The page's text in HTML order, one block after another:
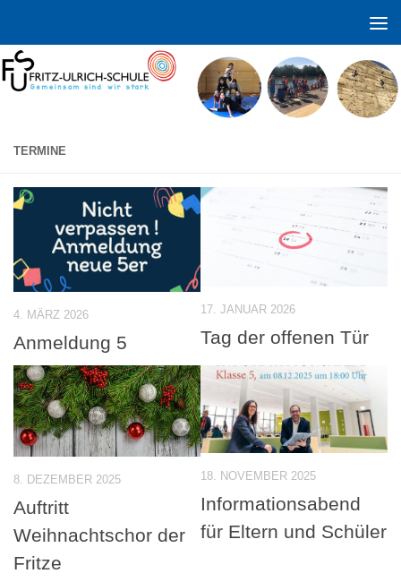
TERMINE
4. MÄRZ 2026
Anmeldung 5
17. JANUAR 2026
Tag der offenen Tür
8. DEZEMBER 2025
Auftritt
Weihnachtschor der
Fritze
18. NOVEMBER 2025
Informationsabend
für Eltern und Schüler